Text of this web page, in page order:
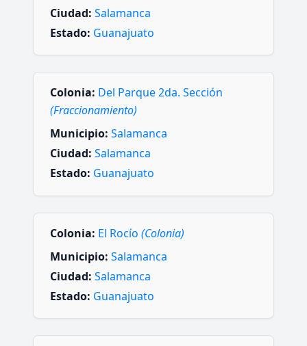
Ciudad: Salamanca
Estado: Guanajuato
Colonia: Del Parque 2da. Sección
(Fraccionamiento)
Municipio: Salamanca
Ciudad: Salamanca
Estado: Guanajuato
Colonia: El Rocío (Colonia)
Municipio: Salamanca
Ciudad: Salamanca
Estado: Guanajuato